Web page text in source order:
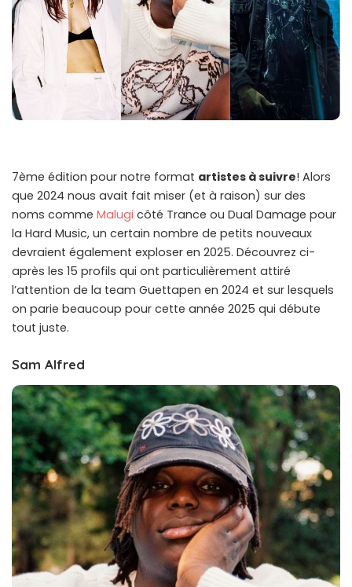
7ème édition pour notre format artistes à suivre! Alors
que 2024 nous avait fait miser (et à raison) sur des
noms comme Malugi côté Trance ou Dual Damage pour
la Hard Music, un certain nombre de petits nouveaux
devraient également exploser en 2025. Découvrez ci-
après les 15 profils qui ont particulièrement attiré
l’attention de la team Guettapen en 2024 et sur lesquels
on parie beaucoup pour cette année 2025 qui débute
tout juste.
Sam Alfred